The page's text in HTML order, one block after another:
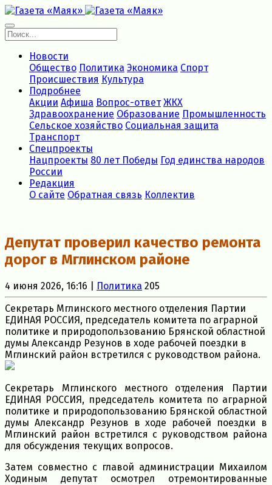
Новости
Общество Политика Экономика Спорт
Происшествия Культура
Подробнее
Акции Афиша Вопрос-ответ ЖКХ
Здравоохранение Образование Промышленность
Сельское хозяйство Социальная защита
Транспорт
Спецпроекты
Нацпроекты 80 лет Победы Год единства народов
России
Редакция
О сайте Обратная связь Коллектив
Депутат проверил качество ремонта
дорог в Мглинском районе
4 июня 2026, 16:16 | Политика 205
Секретарь Мглинского местного отделения Партии
ЕДИНАЯ РОССИЯ, председатель комитета по аграрной
политике и природопользованию Брянской областной
думы Александр Резунов в ходе рабочей поездки в
Мглинский район встретился с руководством района.
Секретарь Мглинского местного отделения Партии
ЕДИНАЯ РОССИЯ, председатель комитета по аграрной
политике и природопользованию Брянской областной
думы Александр Резунов в ходе рабочей поездки в
Мглинский район встретился с руководством района
для обсуждения текущих вопросов.
Затем совместно с главой администрации Михаилом
Ходиным депутат осмотрел отремонтированные